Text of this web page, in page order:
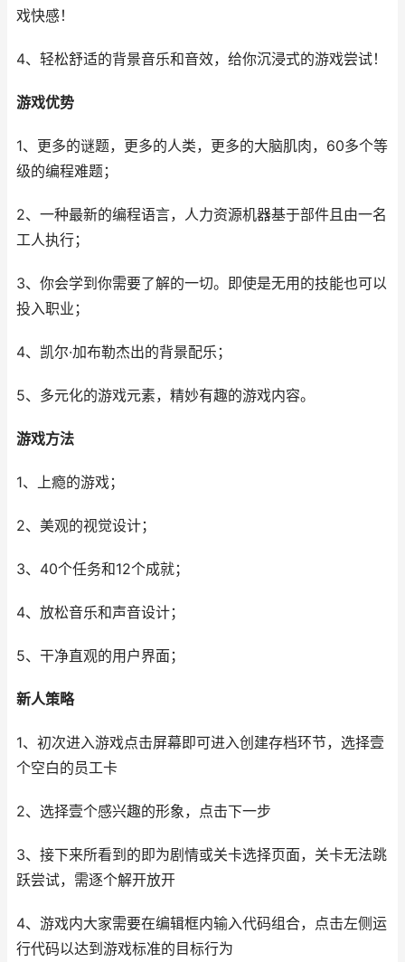
戏快感！
4、轻松舒适的背景音乐和音效，给你沉浸式的游戏尝试！
游戏优势
1、更多的谜题，更多的人类，更多的大脑肌肉，60多个等
级的编程难题；
2、一种最新的编程语言，人力资源机器基于部件且由一名
工人执行；
3、你会学到你需要了解的一切。即使是无用的技能也可以
投入职业；
4、凯尔·加布勒杰出的背景配乐；
5、多元化的游戏元素，精妙有趣的游戏内容。
游戏方法
1、上瘾的游戏；
2、美观的视觉设计；
3、40个任务和12个成就；
4、放松音乐和声音设计；
5、干净直观的用户界面；
新人策略
1、初次进入游戏点击屏幕即可进入创建存档环节，选择壹
个空白的员工卡
2、选择壹个感兴趣的形象，点击下一步
3、接下来所看到的即为剧情或关卡选择页面，关卡无法跳
跃尝试，需逐个解开放开
4、游戏内大家需要在编辑框内输入代码组合，点击左侧运
行代码以达到游戏标准的目标行为